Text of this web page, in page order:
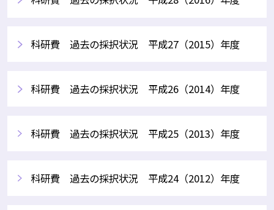
科研費 過去の採択状況 平成27（2015）年度
科研費 過去の採択状況 平成26（2014）年度
科研費 過去の採択状況 平成25（2013）年度
科研費 過去の採択状況 平成24（2012）年度